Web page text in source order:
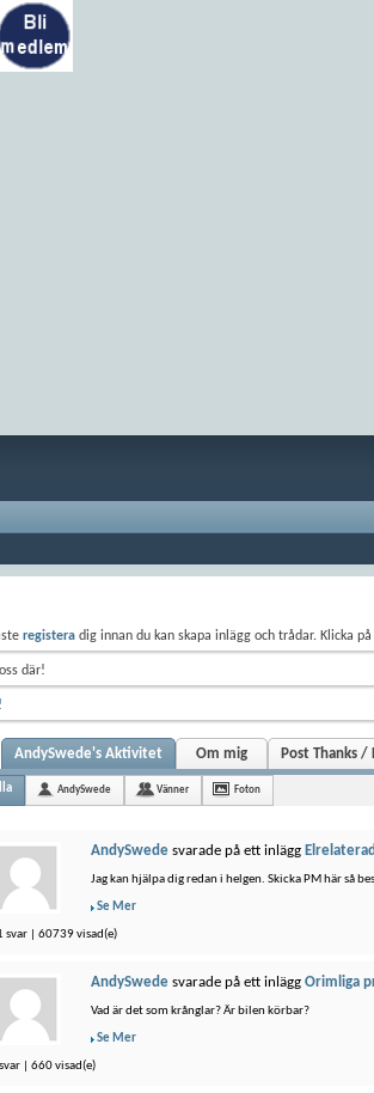
registera dig innan du kan skapa inlägg och trådar. Klicka
där!
AndySwede's Aktivitet Om mig Post Thanks /
AndySwede Vänner Foton
AndySwede svarade på ett inlägg
Jag kan hjälpa dig redan i helgen. Skicka PM här så
Se Mer
svar | 60739 visad(e)
AndySwede svarade på ett inlägg Orimliga
Vad är det som krånglar? Är bilen körbar?
Se Mer
| 660 visad(e)